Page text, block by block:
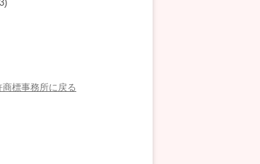
商標事務所に戻る